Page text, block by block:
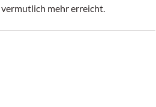
mehr erreicht.